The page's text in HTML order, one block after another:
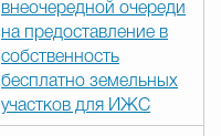
Избирательная
Гостям Городского
внеочередной очереди
на предоставление в
собственность
бесплатно земельных
участков для ИЖС